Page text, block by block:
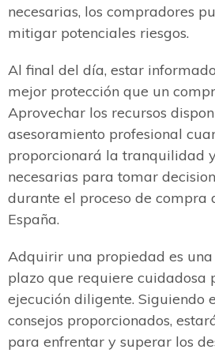
necesarias, los compradores
mitigar potenciales riesgos.
Al final del día, estar
mejor protección que un
Aprovechar los recursos
asesoramiento profesional
proporcionará la tranquilidad
necesarias para tomar
durante el proceso de compra
España.
Adquirir una propiedad es
plazo que requiere cuidadosa
ejecución diligente. Siguiendo
consejos proporcionados,
para enfrentar y superar los